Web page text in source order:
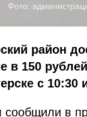
Фото:
район
в 150
с 10:30
в